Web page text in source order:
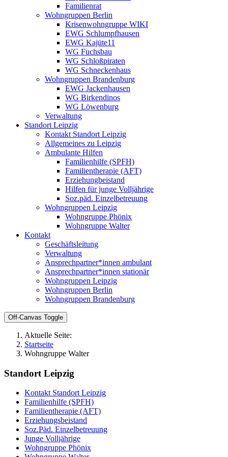
Familienrat
Wohngruppen Berlin
Krisenwohngruppe WIKI
EWG Schlumpfhausen
EWG Kajüte11
WG Fuchsbau
WG Schloßpiraten
WG Schneckenhaus
Wohngruppen Brandenburg
EWG Jackenhausen
WG Birkendinos
WG Löwenburg
Verwaltung
Standort Leipzig
Kontakt Standort Leipzig
Allgemeines zu Leipzig
Ambulante Hilfen
Familienhilfe (SPFH)
Familientherapie (AFT)
Erziehungbeistand
Hilfen für junge Volljährige
Soz.päd. Einzelbetreuung
Wohngruppen Leipzig
Wohngruppe Phönix
Wohngruppe Walter
Kontakt
Geschäftsleitung
Verwaltung
Ansprechpartner*innen ambulant
Ansprechpartner*innen stationär
Wohngruppen Leipzig
Wohngruppen Berlin
Wohngruppen Brandenburg
Off-Canvas Toggle
Aktuelle Seite:
Startseite
Wohngruppe Walter
Standort Leipzig
Kontakt Standort Leipzig
Familienhilfe (SPFH)
Familientherapie (AFT)
Erziehungsbeistand
Soz.Päd. Einzelbetreuung
Junge Volljährige
Wohngruppe Phönix